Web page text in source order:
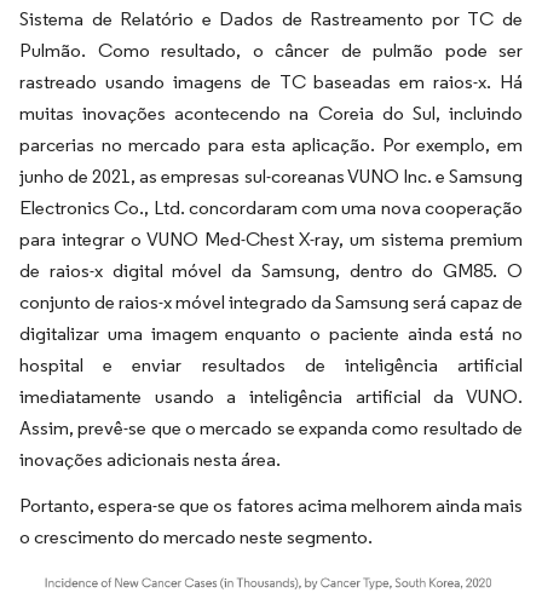
Sistema de Relatório e Dados de Rastreamento por TC de
Pulmão. Como resultado, o câncer de pulmão pode ser
rastreado usando imagens de TC baseadas em raios-x. Há
muitas inovações acontecendo na Coreia do Sul, incluindo
parcerias no mercado para esta aplicação. Por exemplo, em
junho de 2021, as empresas sul-coreanas VUNO Inc. e Samsung
Electronics Co., Ltd. concordaram com uma nova cooperação
para integrar o VUNO Med-Chest X-ray, um sistema premium
de raios-x digital móvel da Samsung, dentro do GM85. O
conjunto de raios-x móvel integrado da Samsung será capaz de
digitalizar uma imagem enquanto o paciente ainda está no
hospital e enviar resultados de inteligência artificial
imediatamente usando a inteligência artificial da VUNO.
Assim, prevê-se que o mercado se expanda como resultado de
inovações adicionais nesta área.
Portanto, espera-se que os fatores acima melhorem ainda mais
o crescimento do mercado neste segmento.